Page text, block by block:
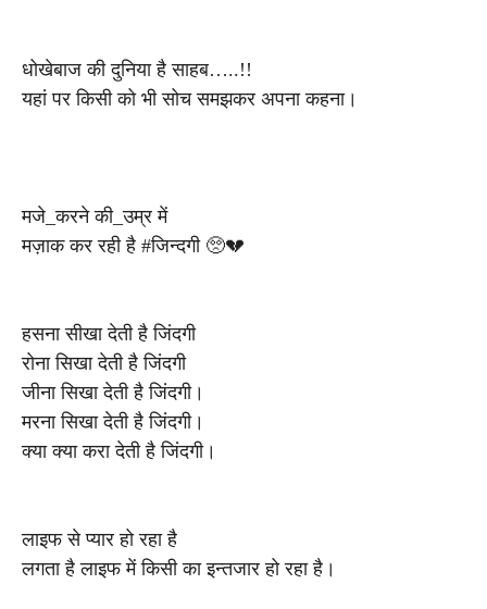
धोखेबाज की दुनिया है साहब…..!!
यहां पर किसी को भी सोच समझकर अपना कहना।
मजे_करने की_उम्र में
मज़ाक कर रही है #जिन्दगी 🥺💔
हसना सीखा देती है जिंदगी
रोना सिखा देती है जिंदगी
जीना सिखा देती है जिंदगी।
मरना सिखा देती है जिंदगी।
क्या क्या करा देती है जिंदगी।
लाइफ से प्यार हो रहा है
लगता है लाइफ में किसी का इन्तजार हो रहा है।